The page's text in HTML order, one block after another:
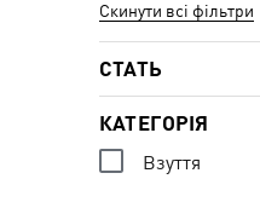
Скинути всі фільтри
СТАТЬ
КАТЕГОРІЯ
Взуття